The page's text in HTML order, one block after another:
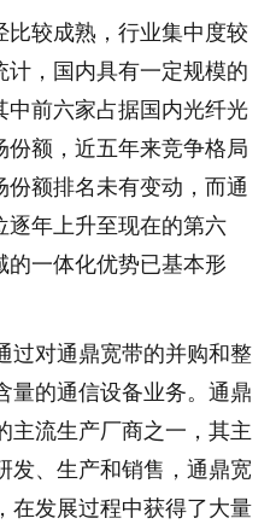
较成熟，行业集中度较
计，国内具有一定规模的
中前六家占据国内光纤光
份额，近五年来竞争格局
额排名未有变动，而通
逐年上升至现在的第六
的一体化优势已基本形
对通鼎宽带的并购和整
量的通信设备业务。通鼎
主流生产厂商之一，其主
发、生产和销售，通鼎宽
在发展过程中获得了大量